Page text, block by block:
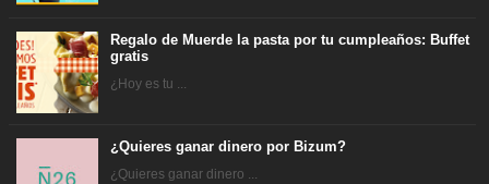
Regalo de Muerde la pasta por tu cumpleaños: Buffet
gratis
¿Hoy es tu ...
¿Quieres ganar dinero por Bizum?
¿Quieres ganar dinero ...